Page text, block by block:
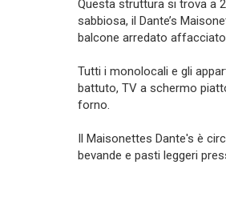
Questa struttura si trova a
sabbiosa, il Dante’s
balcone arredato
Tutti i monolocali e gli
battuto, TV a schermo
forno.
Il Maisonettes Dante's è
bevande e pasti leggeri